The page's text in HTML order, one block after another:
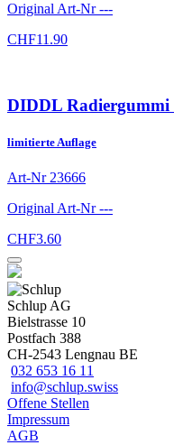
Original Art-Nr---
CHF11.90
DIDDL Radiergummi
limitierte Auflage
Art-Nr 23666
Original Art-Nr---
CHF3.60
Schlup AG
Bielstrasse 10
Postfach 388
CH-2543 Lengnau BE
032 653 16 11
info@schlup.swiss
Offene Stellen
Impressum
AGB